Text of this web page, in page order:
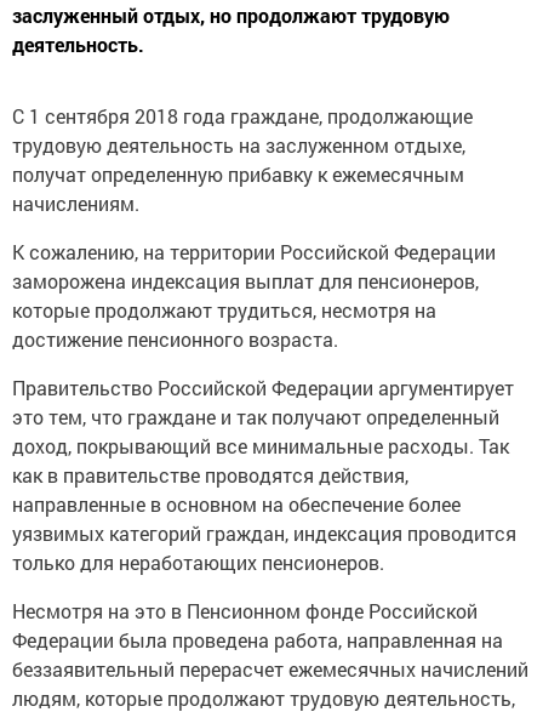
заслуженный отдых, но продолжают трудовую
деятельность.
С 1 сентября 2018 года граждане, продолжающие
трудовую деятельность на заслуженном отдыхе,
получат определенную прибавку к ежемесячным
начислениям.
К сожалению, на территории Российской Федерации
заморожена индексация выплат для пенсионеров,
которые продолжают трудиться, несмотря на
достижение пенсионного возраста.
Правительство Российской Федерации аргументирует
это тем, что граждане и так получают определенный
доход, покрывающий все минимальные расходы. Так
как в правительстве проводятся действия,
направленные в основном на обеспечение более
уязвимых категорий граждан, индексация проводится
только для неработающих пенсионеров.
Несмотря на это в Пенсионном фонде Российской
Федерации была проведена работа, направленная на
беззаявительный перерасчет ежемесячных начислений
людям, которые продолжают трудовую деятельность,